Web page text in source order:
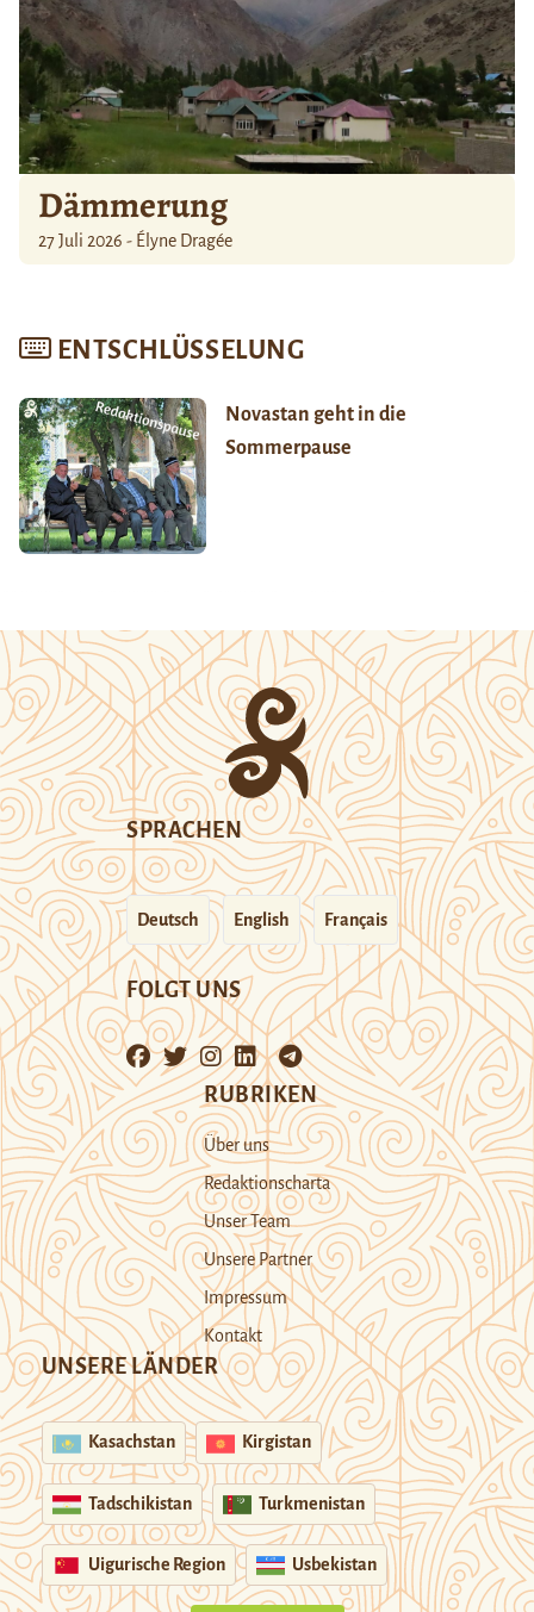
Dämmerung
27 Juli 2026 - Élyne Dragée
ENTSCHLÜSSELUNG
Novastan geht in die
Sommerpause
SPRACHEN
Deutsch English Français
FOLGT UNS
RUBRIKEN
Über uns
Redaktionscharta
Unser Team
Unsere Partner
Impressum
Kontakt
UNSERE LÄNDER
Kasachstan Kirgistan
Tadschikistan Turkmenistan
Uigurische Region Usbekistan